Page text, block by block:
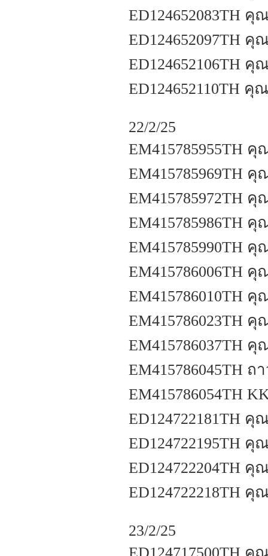
ED124652083TH
ED124652097TH
ED124652106TH
ED124652110TH
22/2/25
EM415785955TH
EM415785969TH
EM415785972TH
EM415785986TH
EM415785990TH
EM415786006TH
EM415786010TH
EM415786023TH
EM415786037TH
EM415786045TH
EM415786054TH
ED124722181TH
ED124722195TH
ED124722204TH
ED124722218TH
23/2/25